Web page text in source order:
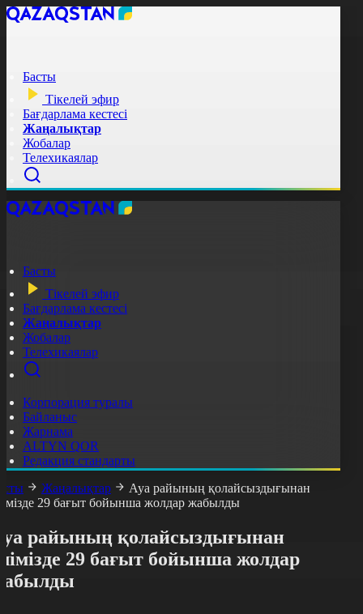
Басты
Тікелей эфир
Бағдарлама кестесі
Жаңалықтар
Жобалар
Телехикаялар
Басты
Тікелей эфир
Бағдарлама кестесі
Жаңалықтар
Жобалар
Телехикаялар
Корпорация туралы
Байланыс
Жарнама
ALTYN QOR
Редакция стандарты
Жаңалықтар
Ауа райының қолайсыздығынан
29 бағыт бойынша жолдар жабылды
райының қолайсыздығынан
29 бағыт бойынша жолдар